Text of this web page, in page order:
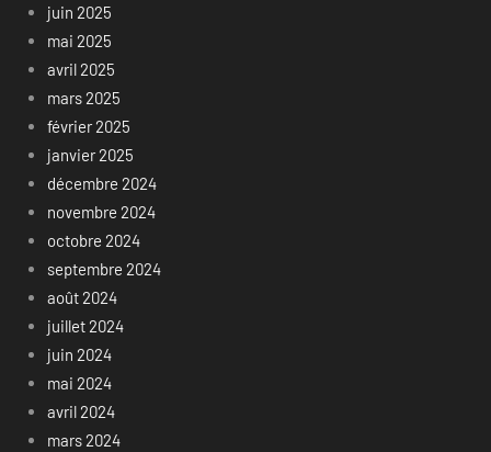
juin 2025
mai 2025
avril 2025
mars 2025
février 2025
janvier 2025
décembre 2024
novembre 2024
octobre 2024
septembre 2024
août 2024
juillet 2024
juin 2024
mai 2024
avril 2024
mars 2024